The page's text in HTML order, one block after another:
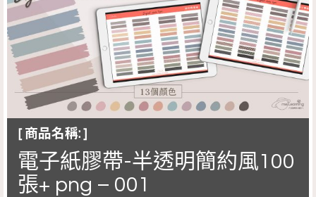
[ 商品名稱: ]
電子紙膠帶-半透明簡約風100
張+ png – 001